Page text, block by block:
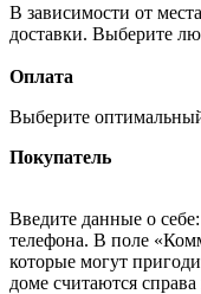
В зависимости от
доставки. Выберите
Оплата
Выберите
Покупатель
Введите данные о
телефона. В поле
которые могут
доме считаются справа